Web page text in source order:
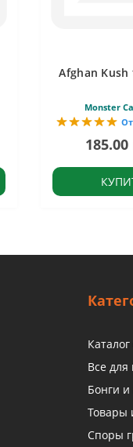
Afghan Kush
Monster
185.00
Все
Бонги и
Товары
Споры